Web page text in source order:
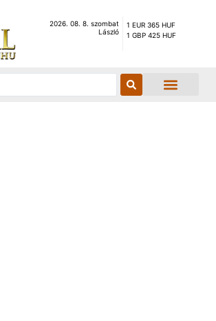
2026. 08. 8. szombat
László
1 EUR 365 HUF
1 GBP 425 HUF